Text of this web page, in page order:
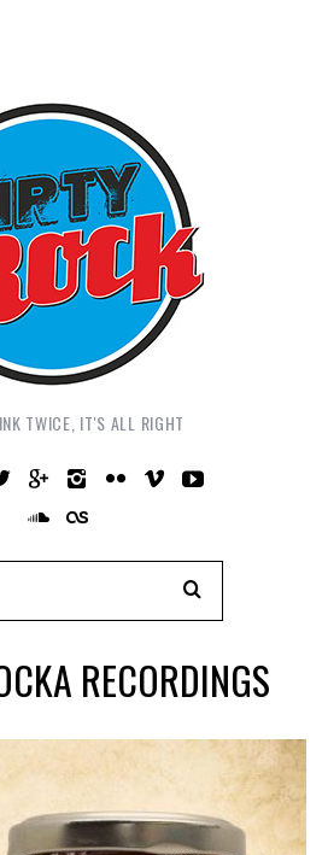
TWICE, IT'S ALL RIGHT
RECORDINGS